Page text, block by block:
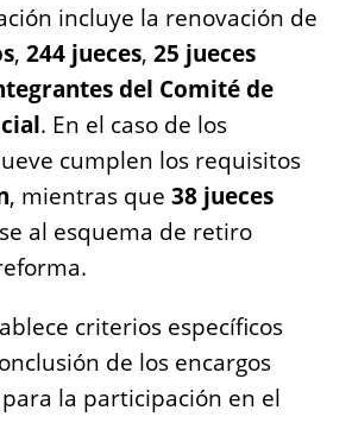
incluye la renovación de
, 244 jueces, 25 jueces
del Comité de
. En el caso de los
cumplen los requisitos
, mientras que 38 jueces
al esquema de retiro
criterios específicos
de los encargos
la participación en el